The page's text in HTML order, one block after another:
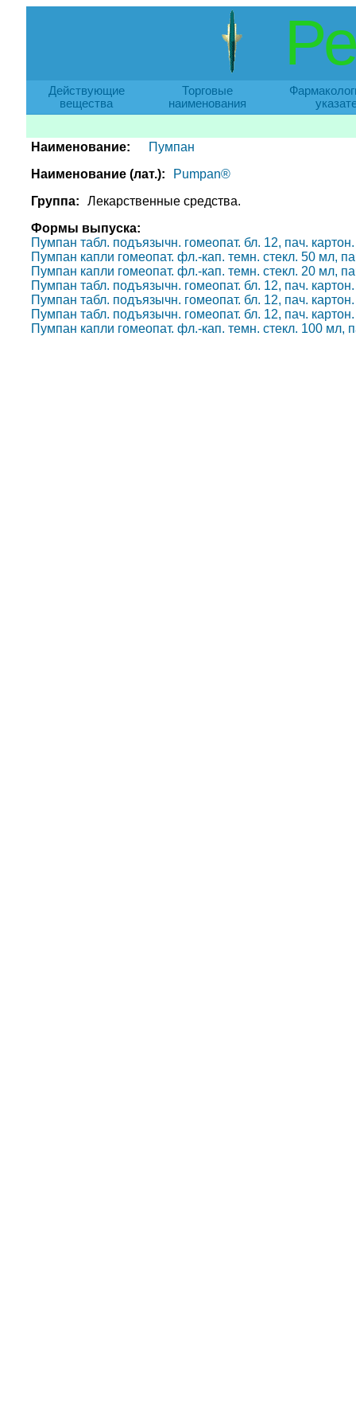
Действующие
вещества
Торговые
наименования
Наименование:
Пумпан
Наименование (лат.):
Pumpan®
Группа:
Лекарственные средства.
Формы выпуска:
Пумпан табл. подъязычн. гомеопат. бл. 12, пач.
Пумпан капли гомеопат. фл.-кап. темн. стекл. 50 мл,
Пумпан капли гомеопат. фл.-кап. темн. стекл. 20 мл,
Пумпан табл. подъязычн. гомеопат. бл. 12, пач.
Пумпан табл. подъязычн. гомеопат. бл. 12, пач.
Пумпан табл. подъязычн. гомеопат. бл. 12, пач.
Пумпан капли гомеопат. фл.-кап. темн. стекл. 100 мл,